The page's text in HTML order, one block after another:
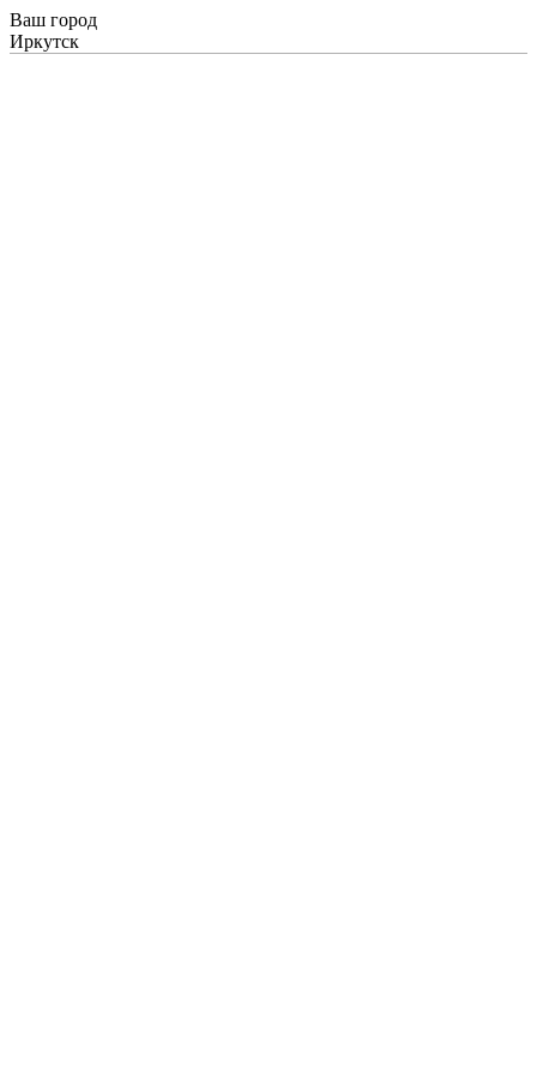
Ваш город
Иркутск